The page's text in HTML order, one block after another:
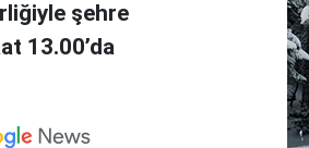
şehre
13.00’da